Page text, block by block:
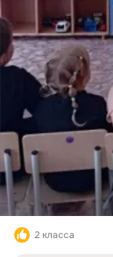
2 класса